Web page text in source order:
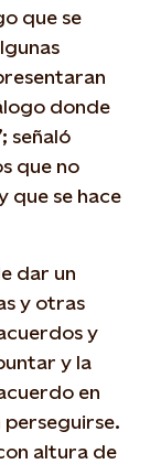
que se
donde
señaló
que no
que se hace
dar un
y otras
y
y la
en
altura de